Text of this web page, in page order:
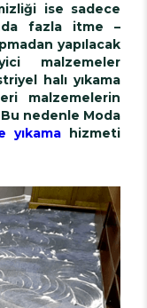
ise sadece
fazla itme –
yapılacak
malzemeler
halı yıkama
malzemelerin
nedenle Moda
yıkamahizmeti